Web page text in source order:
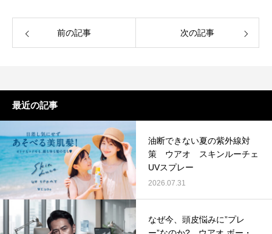
前の記事 次の記事
最近の記事
油断できない夏の紫外線対
策 ウアオ スキンルーチェ
UVスプレー
2026.07.31
なぜ今、頭皮悩みに”プレ